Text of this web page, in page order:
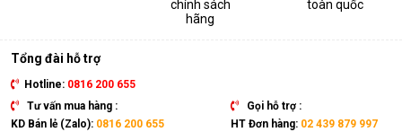
thiết bị. Sản phẩm có kích thước gọn nhẹ, kết hợp cùng bánh
xe và tay cầm nên có thể dễ dàng di chuyển tới mọi vị trí trong
chính sách
hãng
toàn quốc
Tổng đài hỗ trợ
Hotline: 0816 200 655
Tư vấn mua hàng :
KD Bán lẻ (Zalo): 0816 200 655
Gọi hỗ trợ :
HT Đơn hàng: 02 439 879 997